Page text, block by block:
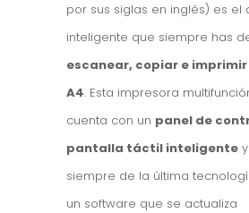
por sus siglas en inglés) es el
inteligente que siempre has
escanear, copiar e
A4. Esta impresora
cuenta con un panel de
pantalla táctil inteligente
siempre de la última
un software que se actualiza